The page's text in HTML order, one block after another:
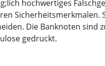
hochwertiges
Die Banknoten sind
gedruckt.